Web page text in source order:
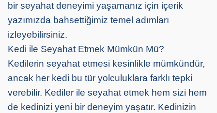
bir seyahat deneyimi yaşamanız için içerik
yazımızda bahsettiğimiz temel adımları
izleyebilirsiniz.
Kedi ile Seyahat Etmek Mümkün Mü?
Kedilerin seyahat etmesi kesinlikle mümkündür,
ancak her kedi bu tür yolculuklara farklı tepki
verebilir. Kediler ile seyahat etmek hem sizi hem
de kedinizi yeni bir deneyim yaşatır. Kedinizin